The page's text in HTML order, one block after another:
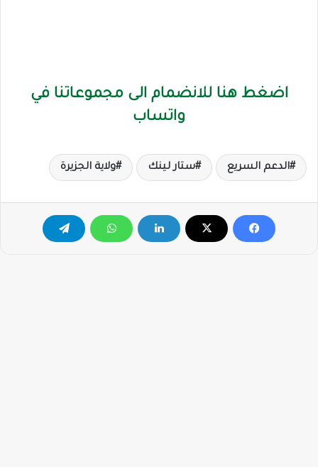
اضغط هنا للانضمام الى مجموعاتنا في
واتساب
الدعم السريع ستار لينك ولاية الجزيرة